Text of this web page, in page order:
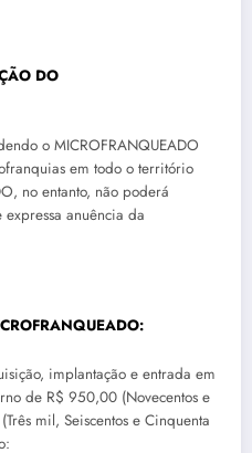
DO
o MICROFRANQUEADO
em todo o território
no entanto, não poderá
anuência da
implantação e entrada em
de R$ 950,00 (Novecentos e
mil, Seiscentos e Cinquenta